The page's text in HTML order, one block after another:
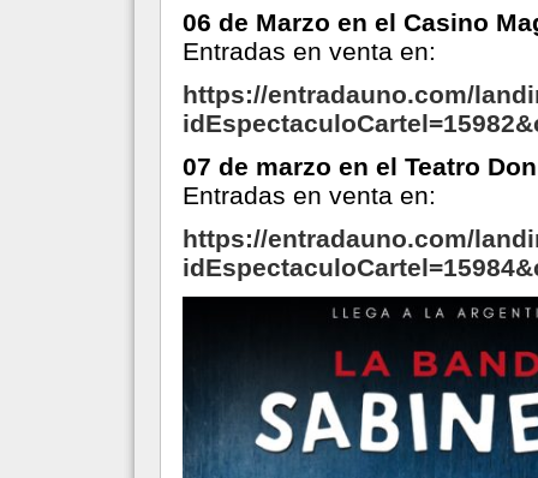
06 de Marzo en el Casino
Entradas en venta en:
https://entradauno.com/
07 de marzo en el Teatro
Entradas en venta en:
https://entradauno.com/